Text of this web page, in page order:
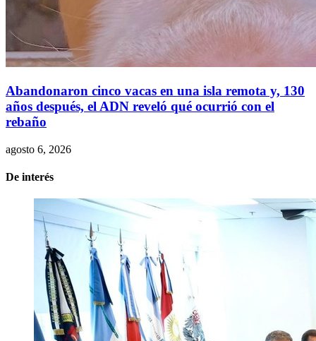
Abandonaron cinco vacas en una isla remota y, 130
años después, el ADN reveló qué ocurrió con el
rebaño
agosto 6, 2026
De interés